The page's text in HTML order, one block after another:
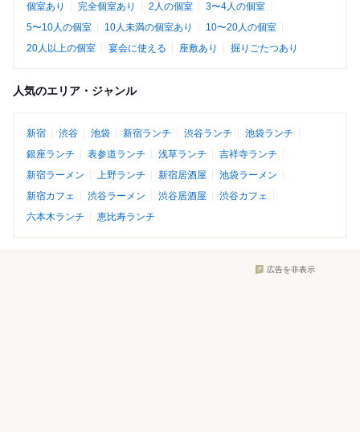
個室あり 完全個室あり 2人の個室
3〜4人の個室
5〜10人の個室
10人未満の個室あり
10〜20人の個室
20人以上の個室
宴会に使える 座敷あり 掘りごたつあり
人気のエリア・ジャンル
新宿 渋谷 池袋 新宿ランチ 渋谷ランチ
池袋ランチ
銀座ランチ
表参道ランチ 浅草ランチ
吉祥寺ランチ
新宿ラーメン
上野ランチ 新宿居酒屋
池袋ラーメン
新宿カフェ
渋谷ラーメン 渋谷居酒屋
渋谷カフェ
六本木ランチ
恵比寿ランチ
広告を非表示